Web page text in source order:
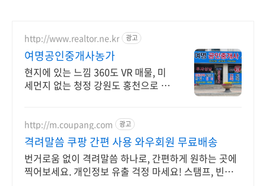
간
http://www.realtor.ne.kr 광고
여명공인중개사농가
현지에 있는 느낌 360도 VR 매물, 미
세먼지 없는 청정 강원도 홍천으로 오
http://m.coupang.com 광고
격려말씀 쿠팡 간편 사용 와우회원 무료배송
번거로움 없이 격려말씀 하나로, 간편하게 원하는 곳에
찍어보세요. 개인정보 유출 걱정 마세요! 스탬프, 빈틈